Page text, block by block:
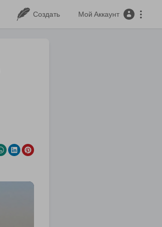
Создать Мой Аккаунт